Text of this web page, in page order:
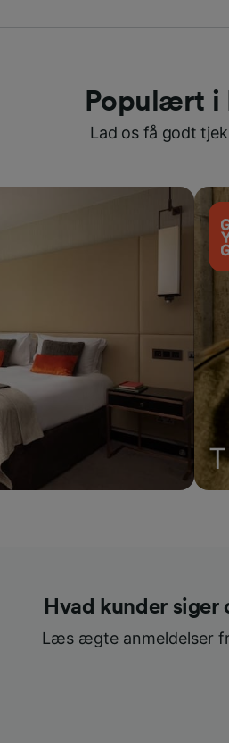
Populært i
Lad os få godt
Hvad kunder siger
Læs ægte anmeldelser